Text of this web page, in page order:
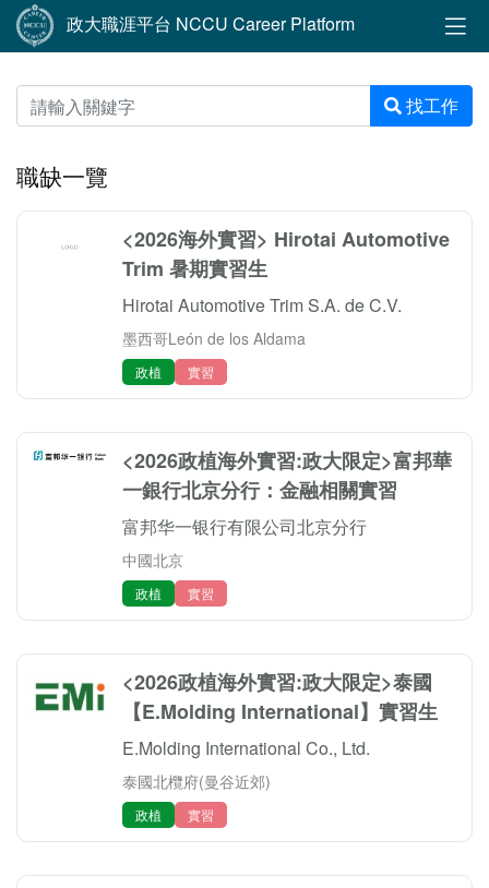
政大職涯平台 NCCU Career Platform
找工作
職缺一覽
<2026海外實習> Hirotai Automotive
Trim 暑期實習生
Hirotai Automotive Trim S.A. de C.V.
墨西哥León de los Aldama
政植 實習
<2026政植海外實習:政大限定>富邦華
一銀行北京分行：金融相關實習
富邦华一银行有限公司北京分行
中國北京
政植 實習
<2026政植海外實習:政大限定>泰國
【E.Molding International】實習生
E.Molding International Co., Ltd.
泰國北欖府(曼谷近郊)
政植 實習